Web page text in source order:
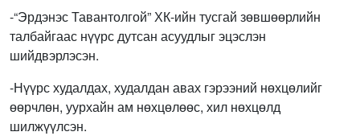
-“Эрдэнэс Тавантолгой” ХК-ийн тусгай зөвшөөрлийн
талбайгаас нүүрс дутсан асуудлыг эцэслэн
шийдвэрлэсэн.
-Нүүрс худалдах, худалдан авах гэрээний нөхцөлийг
өөрчлөн, уурхайн ам нөхцөлөөс, хил нөхцөлд
шилжүүлсэн.